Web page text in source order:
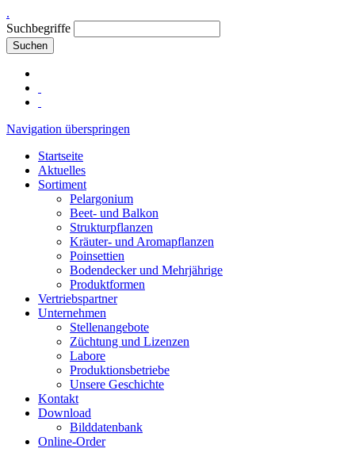
.
Suchbegriffe
Suchen
Navigation überspringen
Startseite
Aktuelles
Sortiment
Pelargonium
Beet- und Balkon
Strukturpflanzen
Kräuter- und Aromapflanzen
Poinsettien
Bodendecker und Mehrjährige
Produktformen
Vertriebspartner
Unternehmen
Stellenangebote
Züchtung und Lizenzen
Labore
Produktionsbetriebe
Unsere Geschichte
Kontakt
Download
Bilddatenbank
Online-Order